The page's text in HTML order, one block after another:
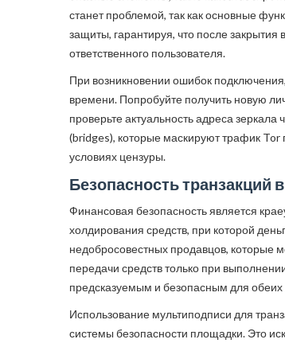
станет проблемой, так как основные
защиты, гарантируя, что после
ответственного пользователя.
При возникновении ошибок
времени. Попробуйте получить новую
проверьте актуальность адреса
(bridges), которые маскируют трафик Tor
условиях цензуры.
Безопасность транзакций
Финансовая безопасность является
холдирования средств, при которой
недобросовестных продавцов, которые
передачи средств только при
предсказуемым и безопасным для обеих
Использование мультиподписи для
системы безопасности площадки. Это